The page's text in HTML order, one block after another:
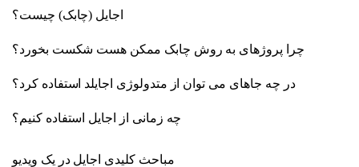
اجایل (چابک) چیست؟
چرا پروژهای به روش چابک ممکن هست شکست بخورد؟
در چه جاهای می توان از متدولوژی اجایلد استفاده کرد؟
چه زمانی از اجایل استفاده کنیم؟
مباحث کلیدی اجایل در یک ویدیو